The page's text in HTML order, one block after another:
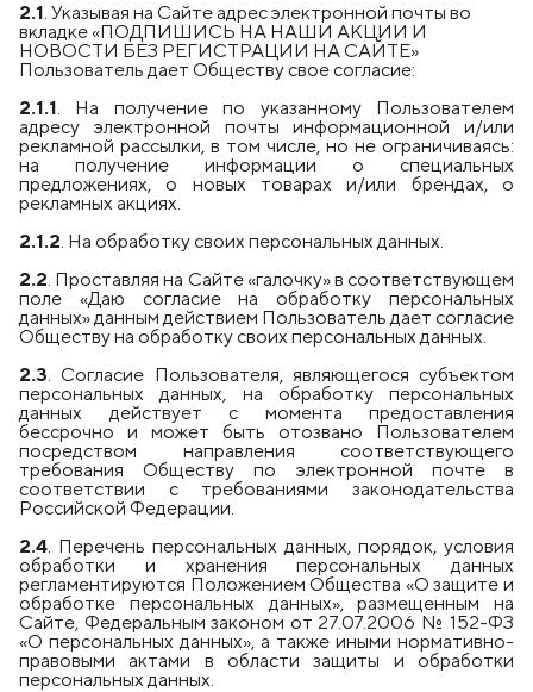
2.1. Указывая на Сайте адрес электронной почты во
вкладке «ПОДПИШИСЬ НА НАШИ АКЦИИ И
НОВОСТИ БЕЗ РЕГИСТРАЦИИ НА САЙТЕ»
Пользователь дает Обществу свое согласие:
2.1.1. На получение по указанному Пользователем
адресу электронной почты информационной и/или
рекламной рассылки, в том числе, но не ограничиваясь:
на получение информации о специальных
предложениях, о новых товарах и/или брендах, о
рекламных акциях.
2.1.2. На обработку своих персональных данных.
2.2. Проставляя на Сайте «галочку» в соответствующем
поле «Даю согласие на обработку персональных
данных» данным действием Пользователь дает согласие
Обществу на обработку своих персональных данных.
2.3. Согласие Пользователя, являющегося субъектом
персональных данных, на обработку персональных
данных действует с момента предоставления
бессрочно и может быть отозвано Пользователем
посредством направления соответствующего
требования Обществу по электронной почте в
соответствии с требованиями законодательства
Российской Федерации.
2.4. Перечень персональных данных, порядок, условия
обработки и хранения персональных данных
регламентируются Положением Общества «О защите и
обработке персональных данных», размещенным на
Сайте, Федеральным законом от 27.07.2006 № 152-ФЗ
«О персональных данных», а также иными нормативно-
правовыми актами в области защиты и обработки
персональных данных.